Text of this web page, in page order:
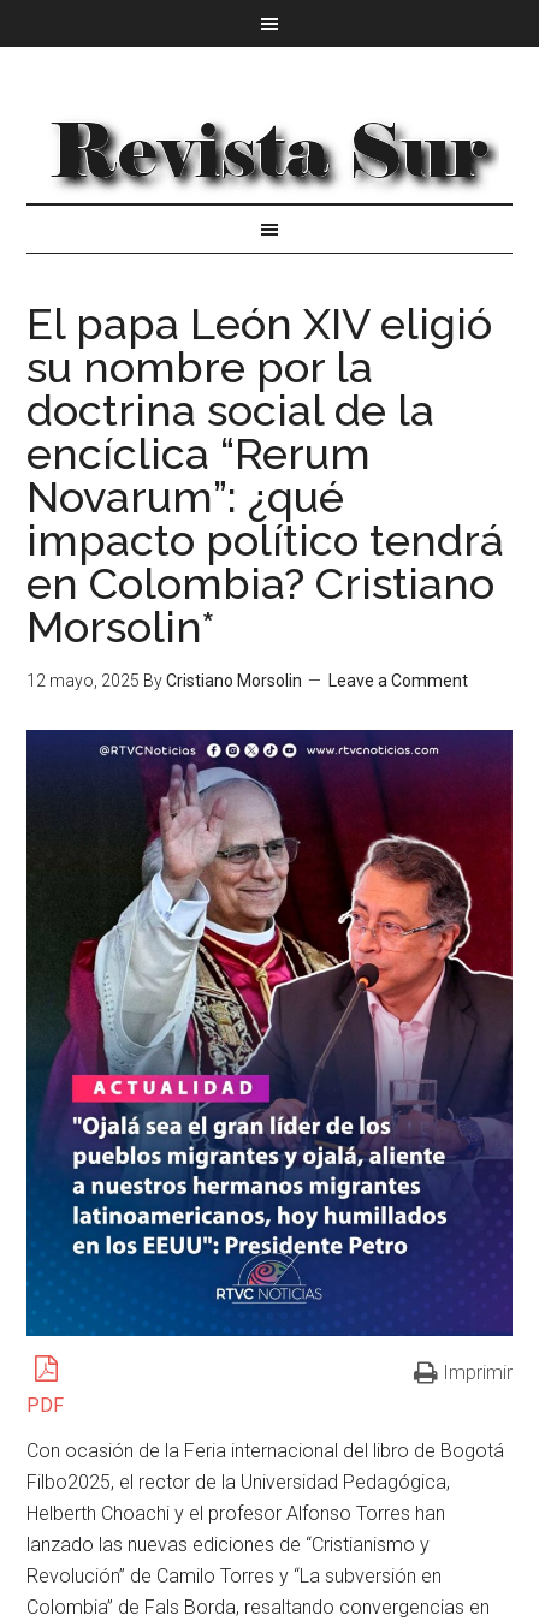
El papa León XIV eligió
su nombre por la
doctrina social de la
encíclica “Rerum
Novarum”: ¿qué
impacto político tendrá
en Colombia? Cristiano
Morsolin*
12 mayo, 2025 ByCristiano Morsolin Leave a Comment
PDF
Imprimir
Con ocasión de la Feria internacional del libro de Bogotá
Filbo2025, el rector de la Universidad Pedagógica,
Helberth Choachi y el profesor Alfonso Torres han
lanzado las nuevas ediciones de “Cristianismo y
Revolución” de Camilo Torres y “La subversión en
Colombia” de Fals Borda, resaltando convergencias en